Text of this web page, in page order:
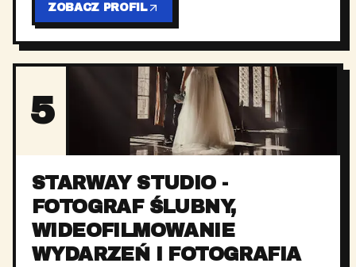
ZOBACZ PROFIL
5
STARWAY STUDIO -
FOTOGRAF ŚLUBNY,
WIDEOFILMOWANIE
WYDARZEŃ I FOTOGRAFIA